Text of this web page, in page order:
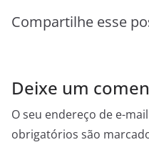
Compartilhe esse
Deixe um
O seu endereço de e-
obrigatórios são